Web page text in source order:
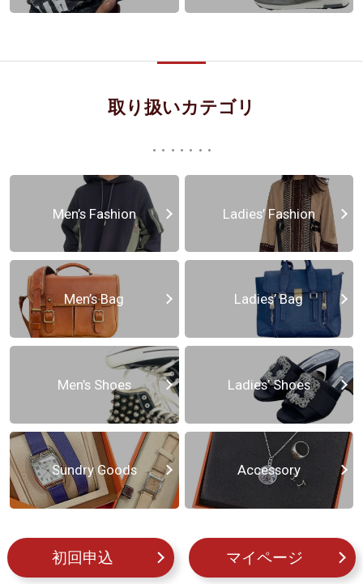
取り扱いカテゴリ
Men’s Fashion Ladies’ Fashion
Men’s Bag Ladies’ Bag
Men’s Shoes Ladies’ Shoes
Sundry Goods Accessory
初回申込 マイページ